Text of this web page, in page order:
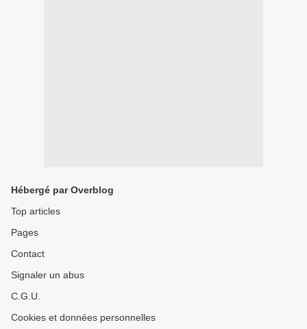
Hébergé par Overblog
Top articles
Pages
Contact
Signaler un abus
C.G.U.
Cookies et données personnelles